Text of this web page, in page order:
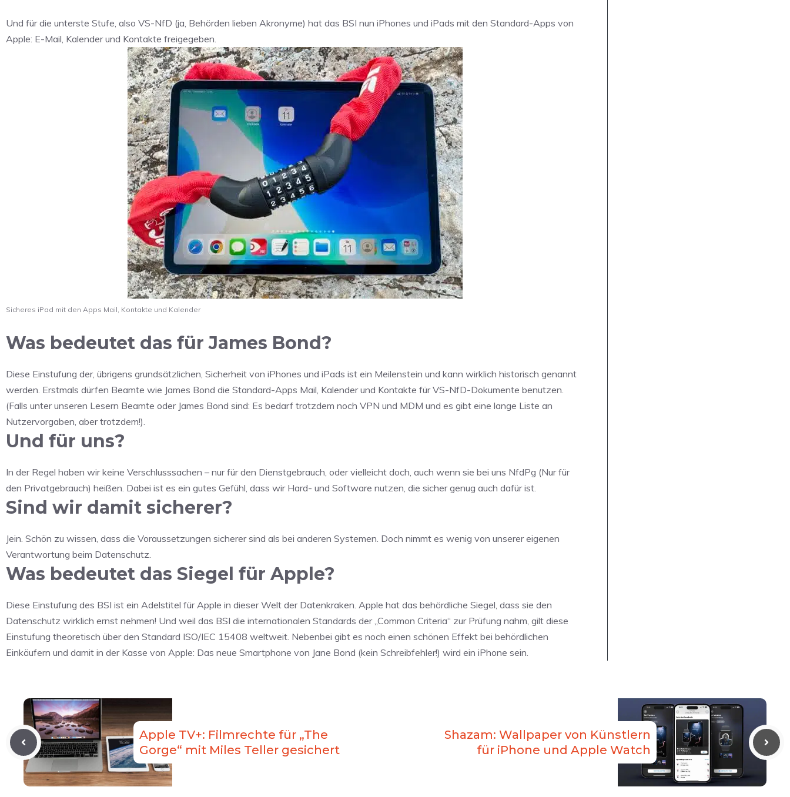
Und für die unterste Stufe, also VS-NfD (ja, Behörden lieben Akronyme) hat das BSI nun iPhones und iPads mit den Standard-Apps von
Apple: E-Mail, Kalender und Kontakte freigegeben.
Sicheres iPad mit den Apps Mail, Kontakte und Kalender
Was bedeutet das für James Bond?
Diese Einstufung der, übrigens grundsätzlichen, Sicherheit von iPhones und iPads ist ein Meilenstein und kann wirklich historisch genannt
werden. Erstmals dürfen Beamte wie James Bond die Standard-Apps Mail, Kalender und Kontakte für VS-NfD-Dokumente benutzen.
(Falls unter unseren Lesern Beamte oder James Bond sind: Es bedarf trotzdem noch VPN und MDM und es gibt eine lange Liste an
Nutzervorgaben, aber trotzdem!).
Und für uns?
In der Regel haben wir keine Verschlusssachen – nur für den Dienstgebrauch, oder vielleicht doch, auch wenn sie bei uns NfdPg (Nur für
den Privatgebrauch) heißen. Dabei ist es ein gutes Gefühl, dass wir Hard- und Software nutzen, die sicher genug auch dafür ist.
Sind wir damit sicherer?
Jein. Schön zu wissen, dass die Voraussetzungen sicherer sind als bei anderen Systemen. Doch nimmt es wenig von unserer eigenen
Verantwortung beim Datenschutz.
Was bedeutet das Siegel für Apple?
Diese Einstufung des BSI ist ein Adelstitel für Apple in dieser Welt der Datenkraken. Apple hat das behördliche Siegel, dass sie den
Datenschutz wirklich ernst nehmen! Und weil das BSI die internationalen Standards der „Common Criteria“ zur Prüfung nahm, gilt diese
Einstufung theoretisch über den Standard ISO/IEC 15408 weltweit. Nebenbei gibt es noch einen schönen Effekt bei behördlichen
Einkäufern und damit in der Kasse von Apple: Das neue Smartphone von Jane Bond (kein Schreibfehler!) wird ein iPhone sein.
Apple TV+: Filmrechte für „The
Gorge“ mit Miles Teller gesichert
Shazam: Wallpaper von Künstlern
für iPhone und Apple Watch